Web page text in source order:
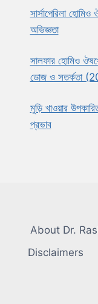
সার্সাপেরিলা
অভিজ্ঞতা
সালফার হোমিও
ডোজ ও সতর্কতা
মুড়ি খাওয়ার
প্রভাব
About Dr.
Disclaimers